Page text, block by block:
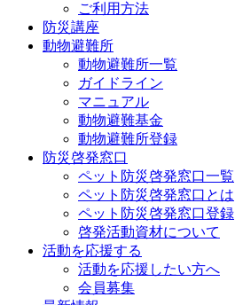
ご利用方法
防災講座
動物避難所
動物避難所一覧
ガイドライン
マニュアル
動物避難基金
動物避難所登録
防災啓発窓口
ペット防災啓発窓口一覧
ペット防災啓発窓口とは
ペット防災啓発窓口登録
啓発活動資材について
活動を応援する
活動を応援したい方へ
会員募集